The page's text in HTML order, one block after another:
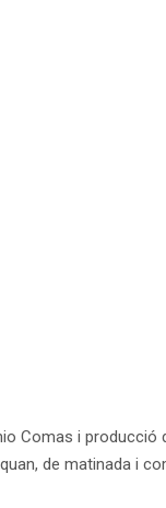
Comas i producció
de matinada i